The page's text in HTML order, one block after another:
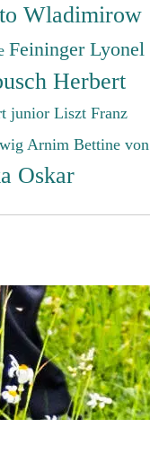
Wladimirow
Feininger Lyonel
Herbert
junior Liszt Franz
Arnim Bettine von
Oskar